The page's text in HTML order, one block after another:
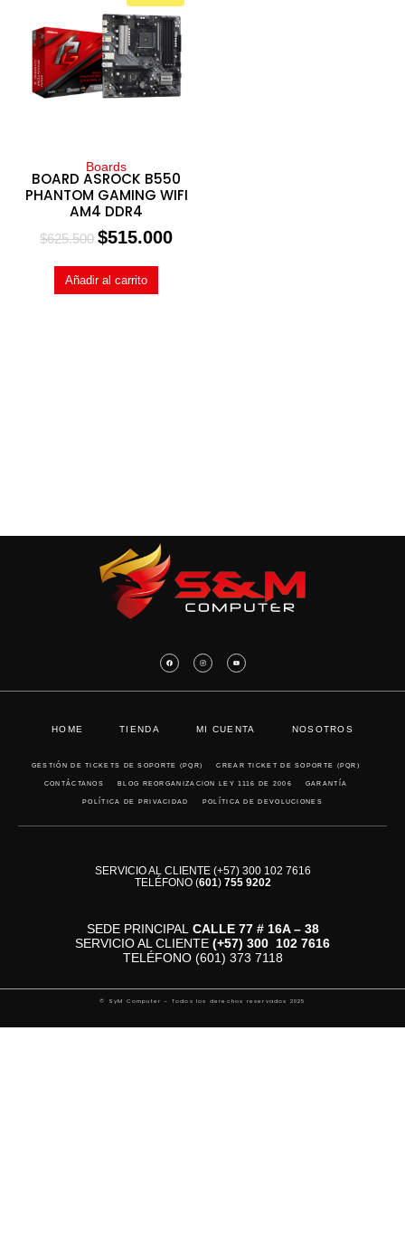
Boards
BOARD ASROCK B550
PHANTOM GAMING WIFI
AM4 DDR4
$625.500 $515.000
Añadir al carrito
HOME TIENDA MI CUENTA NOSOTROS
GESTIÓN DE TICKETS DE SOPORTE (PQR) CREAR TICKET DE SOPORTE (PQR)
CONTÁCTANOS BLOG REORGANIZACION LEY 1116 DE 2006 GARANTÍA
POLÍTICA DE PRIVACIDAD POLÍTICA DE DEVOLUCIONES
SERVICIO AL CLIENTE (+57) 300 102 7616
TELÉFONO (601) 755 9202
SEDE PRINCIPAL CALLE 77 # 16A – 38
SERVICIO AL CLIENTE (+57) 300 102 7616
TELÉFONO (601) 373 7118
© SyM Computer – Todos los derechos reservados 2025